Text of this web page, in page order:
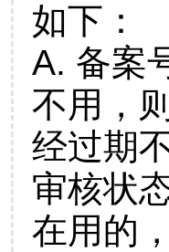
如下：
A. 备案
不用，
经过期
审核状
在用的